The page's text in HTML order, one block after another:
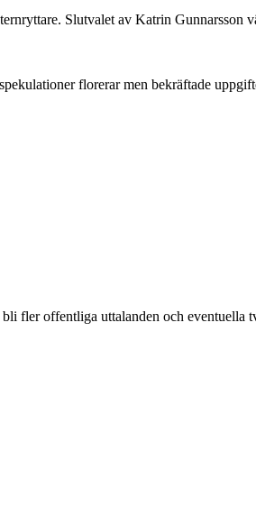
Slutvalet av Katrin Gunnarsson
florerar men bekräftade
fler offentliga uttalanden och eventuella